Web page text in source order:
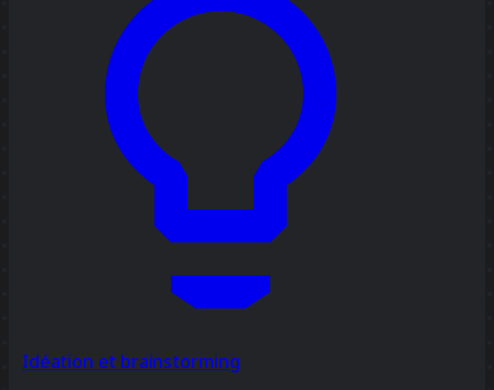
Idéation et brainstorming